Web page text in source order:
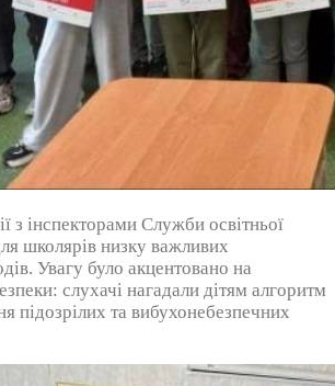
з інспекторами Служби освітньої
школярів низку важливих
Увагу було акцентовано на
слухачі нагадали дітям алгоритм
підозрілих та вибухонебезпечних